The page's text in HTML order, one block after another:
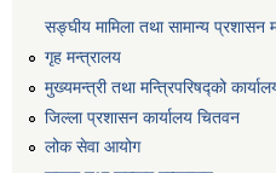
सङ्‍घीय मामिला तथा सामान्य प्रशासन
गृह मन्त्रालय
मुख्यमन्त्री तथा मन्त्रिपरिषद्को
जिल्ला प्रशासन कार्यालय चितवन
लोक सेवा आयोग